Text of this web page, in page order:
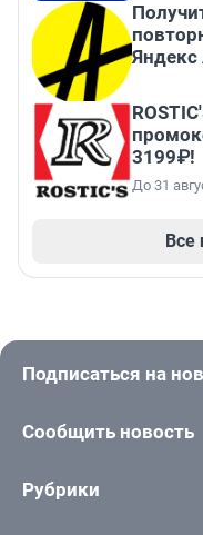
3199₽!
До 31
Все
Подписаться на
Сообщить новость
Рубрики